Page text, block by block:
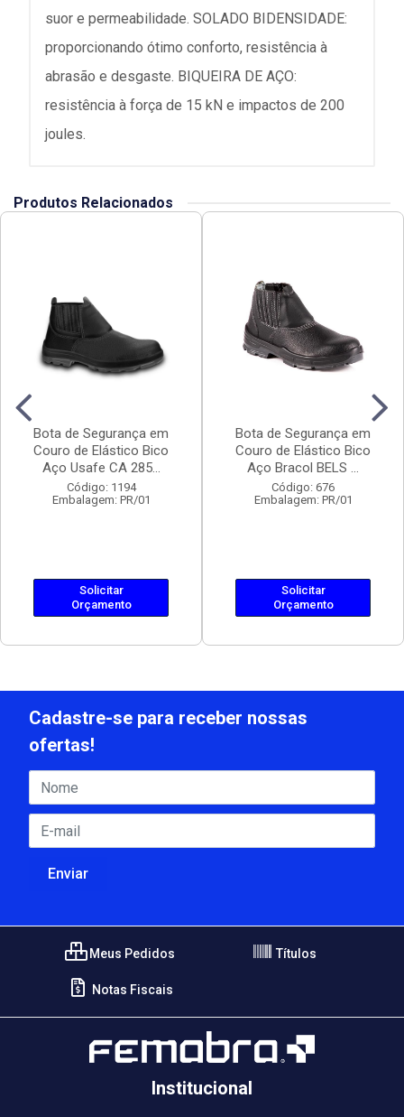
suor e permeabilidade. SOLADO BIDENSIDADE:
proporcionando ótimo conforto, resistência à
abrasão e desgaste. BIQUEIRA DE AÇO:
resistência à força de 15 kN e impactos de 200
joules.
Produtos Relacionados
Bota de Segurança em
Couro de Elástico Bico
Aço Usafe CA 285...
Código: 1194
Embalagem: PR/01
Solicitar
Orçamento
Bota de Segurança em
Couro de Elástico Bico
Aço Bracol BELS ...
Código: 676
Embalagem: PR/01
Solicitar
Orçamento
Cadastre-se para receber nossas
ofertas!
Meus Pedidos Títulos
Notas Fiscais
Institucional